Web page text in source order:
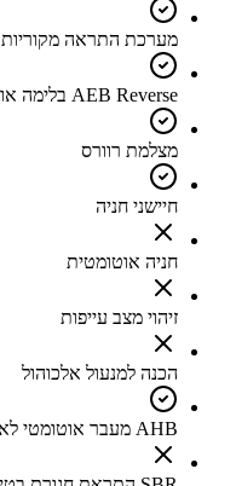
מערכת התראה מקוריות
AEB Reverse בלימה אוטונומית בנסיעה לאחור
מצלמת רוורס
חיישני חניה
חניה אוטומטית
זיהוי מצב עייפות
הכנה למנעול אלכוהול
AHB מעבר אוטומטי לאורות גבוהים